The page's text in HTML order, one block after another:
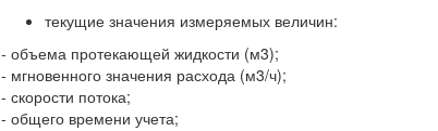
текущие значения измеряемых величин:
- объема протекающей жидкости (м3);
- мгновенного значения расхода (м3/ч);
- скорости потока;
- общего времени учета;